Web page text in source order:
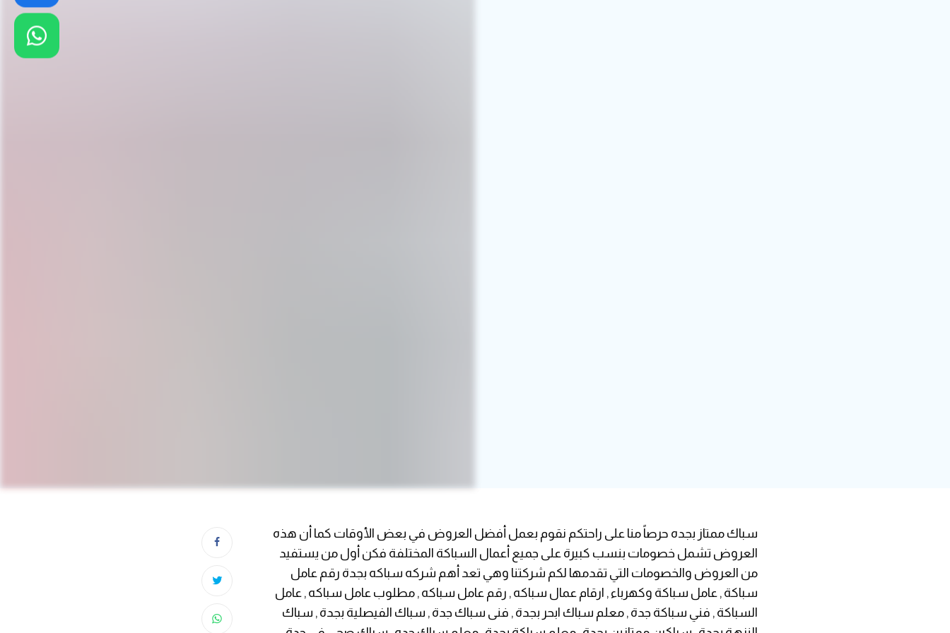
سباك ممتاز بجده حرصاً منا على راحتكم نقوم بعمل أفضل العروض في بعض الأوقات كما أن هذه
العروض تشمل خصومات بنسب كبيرة على جميع أعمال السباكة المختلفة فكن أول من يستفيد
من العروض والخصومات التي تقدمها لكم شركتنا وهي تعد أهم شركه سباكه بجدة رقم عامل
سباكة , عامل سباكة وكهرباء , ارقام عمال سباكه , رقم عامل سباكه , مطلوب عامل سباكه , عامل
السباكة , فني سباكة جدة , معلم سباك ابحر بجدة , فنى سباك جدة , سباك الفيصلية بجدة , سباك